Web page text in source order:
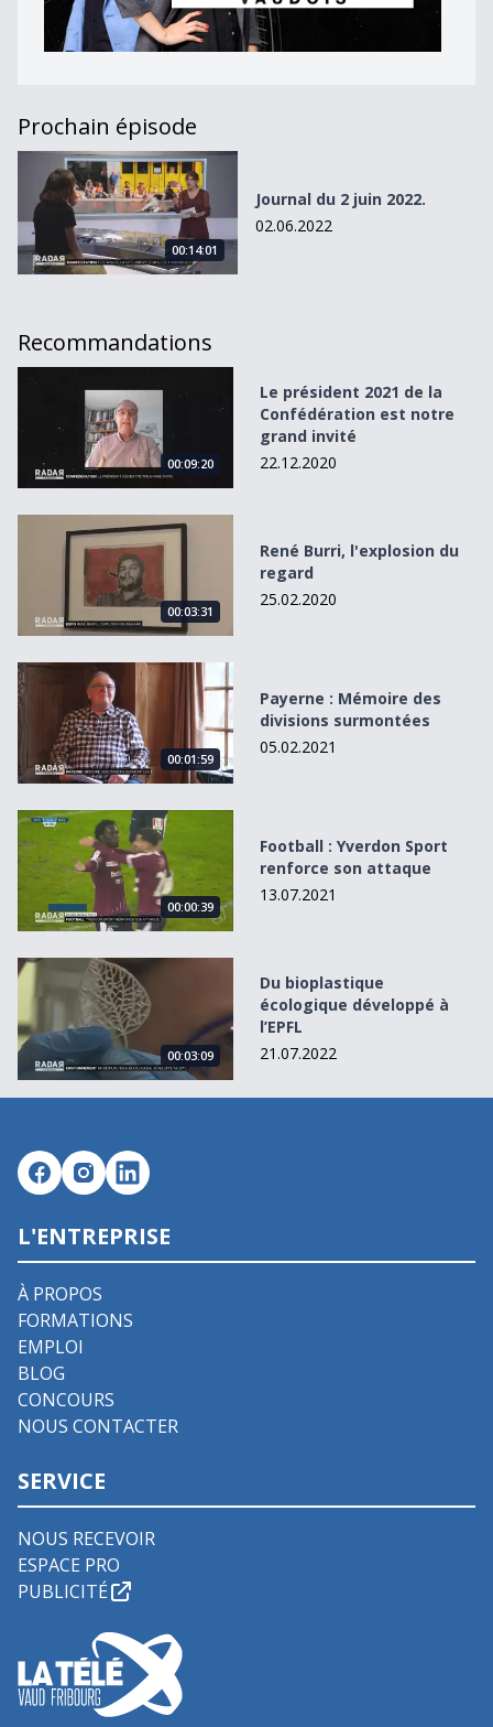
Prochain épisode
Journal du 2 juin 2022.
00:14:01
Journal du 2 juin 2022.
02.06.2022
Recommandations
Le président 2021 de la Confédération est notre grand
00:09:20
Le président 2021 de la
Confédération est notre
grand invité
22.12.2020
René Burri, l&#039;explosion du regard
00:03:31
René Burri, l'explosion du
regard
25.02.2020
Payerne : Mémoire des divisions surmontées
00:01:59
Payerne : Mémoire des
divisions surmontées
05.02.2021
Football : Yverdon Sport renforce son attaque
00:00:39
Football : Yverdon Sport
renforce son attaque
13.07.2021
Du bioplastique écologique développé à l’EPFL
00:03:09
Du bioplastique
écologique développé à
l’EPFL
21.07.2022
L'ENTREPRISE
À PROPOS
FORMATIONS
EMPLOI
BLOG
CONCOURS
NOUS CONTACTER
SERVICE
NOUS RECEVOIR
ESPACE PRO
PUBLICITÉ